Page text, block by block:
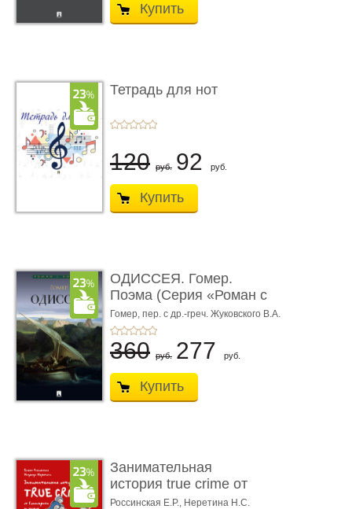
Купить
Тетрадь для нот
120 руб. 92 руб.
Купить
ОДИССЕЯ. Гомер.
Поэма (Серия «Роман с
книгой»)
Гомер, пер. с др.-греч. Жуковского В.А.
360 руб. 277 руб.
Купить
Занимательная
история true crime от
Гиппократа до � ...
Россинская Е.Р., Неретина Н.С.